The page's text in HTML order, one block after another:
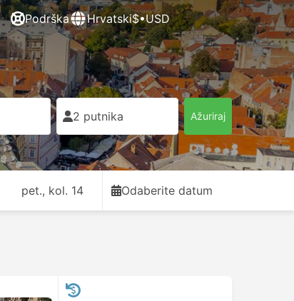
Podrška Hrvatski$•USD
2 putnika Ažuriraj
pet., kol. 14 Odaberite datum